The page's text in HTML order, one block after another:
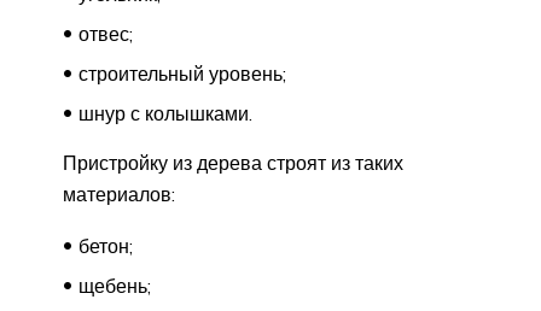
отвес;
строительный уровень;
шнур с колышками.
Пристройку из дерева строят из таких
материалов:
бетон;
щебень;